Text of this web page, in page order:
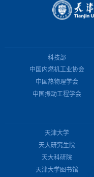
科技部
中国内燃机工业协会
中国热物理学会
中国振动工程学会
天津大学
天大研究生院
天大科研院
天津大学图书馆